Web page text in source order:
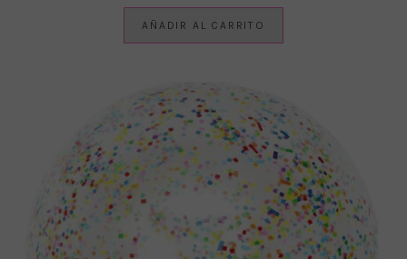
AÑADIR AL CARRITO